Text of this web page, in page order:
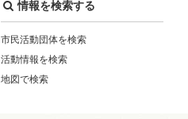
情報を検索する
市民活動団体を検索
活動情報を検索
地図で検索